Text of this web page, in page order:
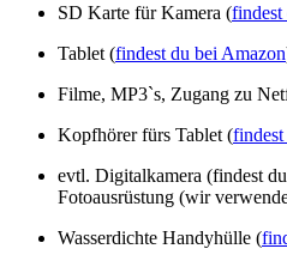
SD Karte für Kamera (findest
Tablet (findest du bei Amazon
Filme, MP3`s, Zugang zu
Kopfhörer fürs Tablet (
evtl. Digitalkamera (findest
Fotoausrüstung (wir
Wasserdichte Handyhülle (